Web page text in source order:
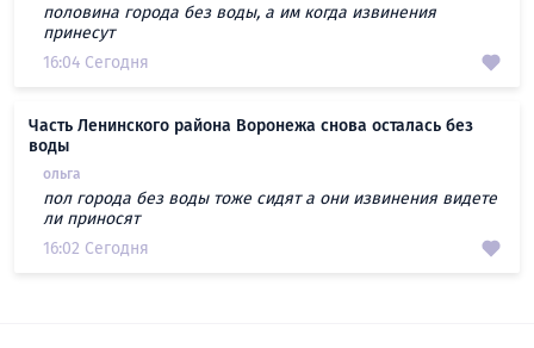
половина города без воды, а им когда извинения
принесут
16:04 Сегодня
Часть Ленинского района Воронежа снова осталась без
воды
ольга
пол города без воды тоже сидят а они извинения видете
ли приносят
16:02 Сегодня